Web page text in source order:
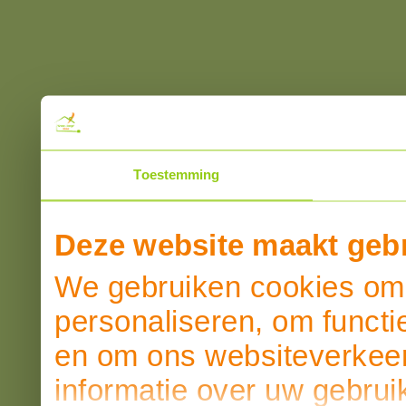
Toestemming
Deze website maakt
We gebruiken cookies
personaliseren, om
en om ons
informatie over uw